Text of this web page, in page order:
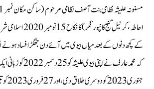
احاطہ ،کرنیل گنج
کے کچھ دنوں کے بعد میاں بیوی میں آئے دن جھگڑا فساد ہونے
جنوری 2023 کو دوسری طلاق دی، اور 27 فروری 2023 کو تیسری طلاق دے دی۔